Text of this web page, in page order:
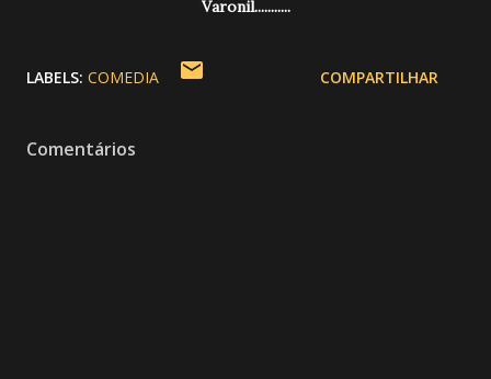
Varonil...........
LABELS: COMEDIA COMPARTILHAR
Comentários